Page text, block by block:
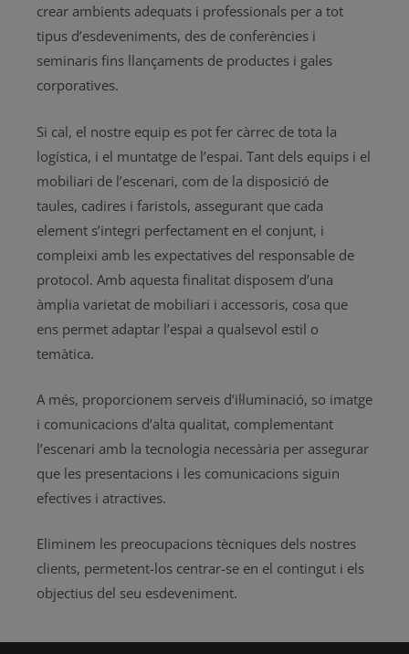
crear ambients adequats i professionals per a tot
tipus d’esdeveniments, des de conferències i
seminaris fins llançaments de productes i gales
corporatives.
Si cal, el nostre equip es pot fer càrrec de tota la
logística, i el muntatge de l’espai. Tant dels equips i el
mobiliari de l’escenari, com de la disposició de
taules, cadires i faristols, assegurant que cada
element s’integri perfectament en el conjunt, i
compleixi amb les expectatives del responsable de
protocol. Amb aquesta finalitat disposem d’una
àmplia varietat de mobiliari i accessoris, cosa que
ens permet adaptar l’espai a qualsevol estil o
temàtica.
A més, proporcionem serveis d’il·luminació, so imatge
i comunicacions d’alta qualitat, complementant
l’escenari amb la tecnologia necessària per assegurar
que les presentacions i les comunicacions siguin
efectives i atractives.
Eliminem les preocupacions tècniques dels nostres
clients, permetent-los centrar-se en el contingut i els
objectius del seu esdeveniment.